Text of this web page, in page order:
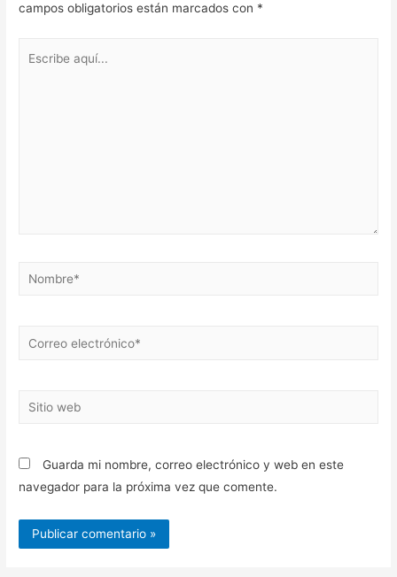
campos obligatorios están marcados con *
Nombre*
Correo
Sitio
Guarda mi nombre, correo electrónico y web en este
navegador para la próxima vez que comente.